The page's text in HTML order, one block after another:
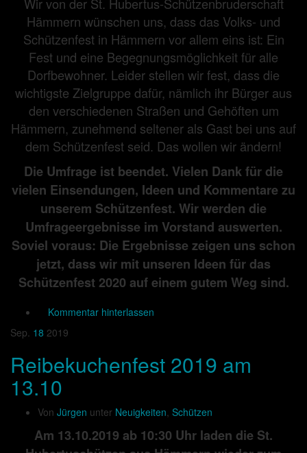
Wir von der St. Hubertus-Schützenbruderschaft
Hämmern wünschen uns, dass das Volks- und
Schützenfest in Hämmern vor allem eins ist: Ein
Fest und eine Begegnungsmöglichkeit für alle
Dorfbewohner. Leider stellen wir fest, dass die
wichtigste Zielgruppe dafür, nämlich ihr Bürger aus
den verschiedenen Straßen und Gehöften um
Hämmern, zunehmend seltener als Gast bei uns auf
dem Schützenfest seid. Das wollen wir ändern!
Die Umfrage ist beendet. Vielen Dank für die
vielen Einsendungen, Ideen und Kommentare zu
unserem Schützenfest. Wir werden die
Umfrageergebnisse im Vorstand auswerten.
Soviel voraus: Die Ergebnisse zeigen uns schon
jetzt, dass wir mit unseren Ideen für das
Schützenfest 2020 auf einem gutem Weg sind.
Kommentar hinterlassen
Sep. 18 2019
Reibekuchenfest 2019 am
13.10
Von Jürgen unter Neuigkeiten, Schützen
Am 13.10.2019 ab 10:30 Uhr laden die St.